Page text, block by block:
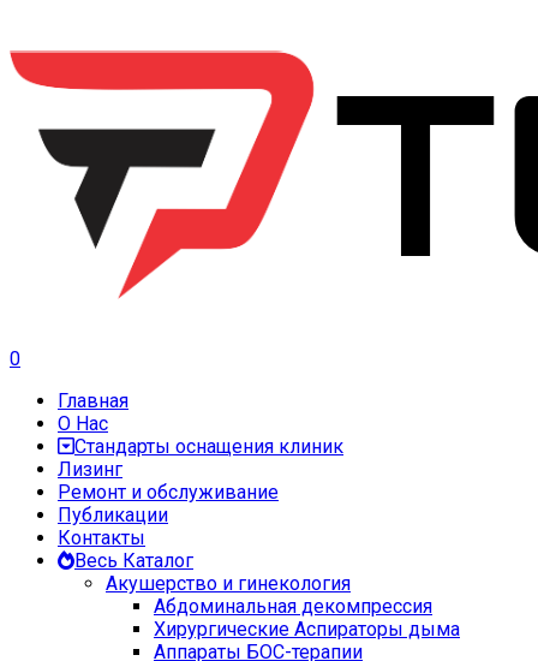
0
Главная
О Нас
Стандарты оснащения клиник
Лизинг
Ремонт и обслуживание
Публикации
Контакты
Весь Каталог
Акушерство и гинекология
Абдоминальная декомпрессия
Хирургические Аспираторы дыма
Аппараты БОС-терапии